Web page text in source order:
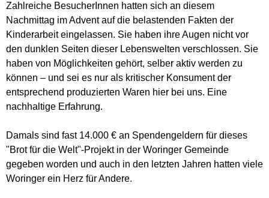
Zahlreiche BesucherInnen hatten sich an diesem
Nachmittag im Advent auf die belastenden Fakten der
Kinderarbeit eingelassen. Sie haben ihre Augen nicht vor
den dunklen Seiten dieser Lebenswelten verschlossen. Sie
haben von Möglichkeiten gehört, selber aktiv werden zu
können – und sei es nur als kritischer Konsument der
entsprechend produzierten Waren hier bei uns. Eine
nachhaltige Erfahrung.
Damals sind fast 14.000 € an Spendengeldern für dieses
"Brot für die Welt"-Projekt in der Woringer Gemeinde
gegeben worden und auch in den letzten Jahren hatten viele
Woringer ein Herz für Andere.